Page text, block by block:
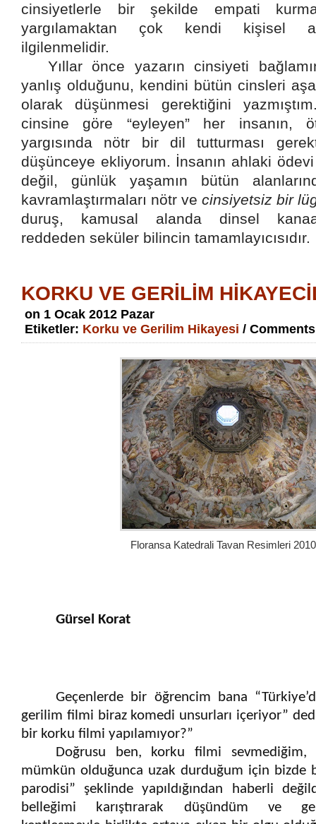
cinsiyetlerle bir şekilde empati
yargılamaktan çok kendi kişisel
ilgilenmelidir.
Yıllar önce yazarın cinsiyeti
yanlış olduğunu, kendini bütün cinsleri
olarak düşünmesi gerektiğini
cinsine göre “eyleyen” her insanın,
yargısında nötr bir dil tutturması
düşünceye ekliyorum. İnsanın ahlaki
değil, günlük yaşamın bütün
kavramlaştırmaları nötr vecinsiyetsiz bir
duruş, kamusal alanda dinsel
reddeden seküler bilincin tamamlayıcısıdır.
KORKU VE GERİLİM
on 1 Ocak 2012 Pazar
Etiketler: Korku ve Gerilim Hikayesi /
Floransa Katedrali Tavan Resimleri
Gürsel Korat
Geçenlerde bir öğrencim bana
gerilim filmi biraz komedi unsurları içeriyor”
bir korku filmi yapılamıyor?”
Doğrusu ben, korku filmi sevmediğim,
mümkün olduğunca uzak durduğum için bizde
parodisi” şeklinde yapıldığından haberli değ
belleğimi karıştırarak düşündüm ve